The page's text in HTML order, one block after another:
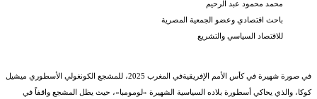
محمد محمود عبد الرحيم
باحث اقتصادي وعضو الجمعية المصرية
للاقتصاد السياسي والتشريع
في صورة شهيرة في كأس الأمم الإفريقيةفي المغرب 2025، للمشجع الكونغولي الأسطوري ميشيل
كوكا، والذي يحاكي أسطورة بلاده السياسية الشهيرة «لومومبا»، حيث يظل المشجع واقفاً في